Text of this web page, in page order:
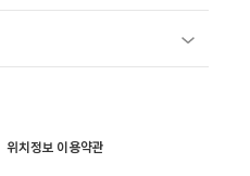
위치정보 이용약관